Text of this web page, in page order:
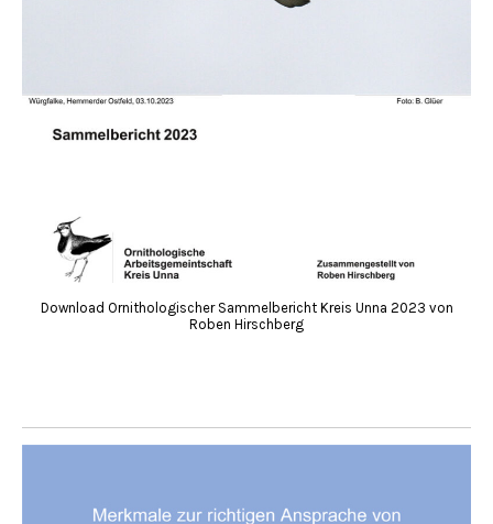
Download Ornithologischer Sammelbericht Kreis Unna 2023 von
Roben Hirschberg